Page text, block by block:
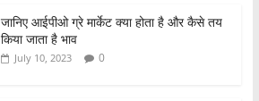
जानिए आईपीओ ग्रे मार्केट क्या होता है और कैसे तय
किया जाता है भाव
July 10, 2023 0